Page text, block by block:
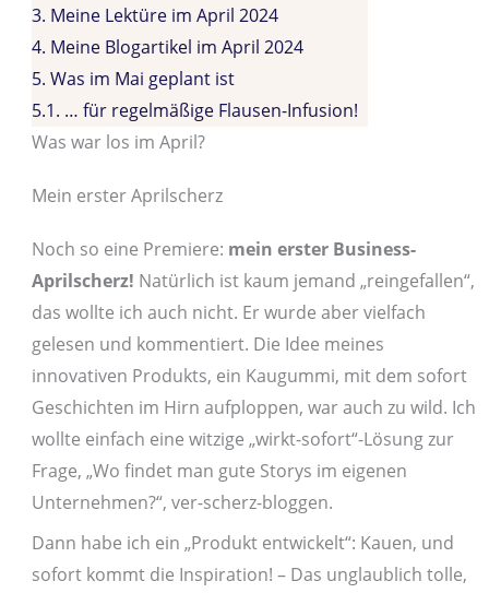
3. Meine Lektüre im April 2024
4. Meine Blogartikel im April 2024
5. Was im Mai geplant ist
5.1. … für regelmäßige Flausen-Infusion!
Was war los im April?
Mein erster Aprilscherz
Noch so eine Premiere: mein erster Business-
Aprilscherz! Natürlich ist kaum jemand „reingefallen“,
das wollte ich auch nicht. Er wurde aber vielfach
gelesen und kommentiert. Die Idee meines
innovativen Produkts, ein Kaugummi, mit dem sofort
Geschichten im Hirn aufploppen, war auch zu wild. Ich
wollte einfach eine witzige „wirkt-sofort“-Lösung zur
Frage, „Wo findet man gute Storys im eigenen
Unternehmen?“, ver-scherz-bloggen.
Dann habe ich ein „Produkt entwickelt“: Kauen, und
sofort kommt die Inspiration! – Das unglaublich tolle,